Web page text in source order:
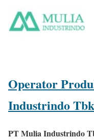
Operator
Industrindo Tbk
PT Mulia Industrindo